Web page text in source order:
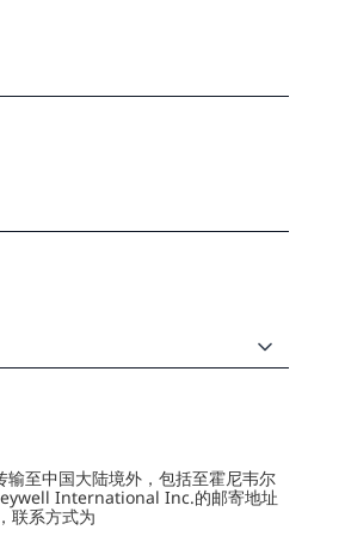
输至中国大陆境外，包括至霍尼韦尔
International Inc.的邮寄地址
联系方式为